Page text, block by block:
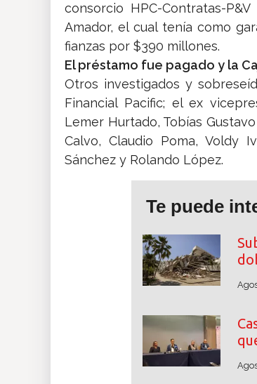
consorcio HPC-Contratas-
Amador, el cual tenía como
fianzas por $390 millones.
El préstamo fue pagado y la
Otros investigados y
Financial Pacific; el ex
Lemer Hurtado, Tobías
Calvo, Claudio Poma, Voldy
Sánchez y Rolando López.
Te puede